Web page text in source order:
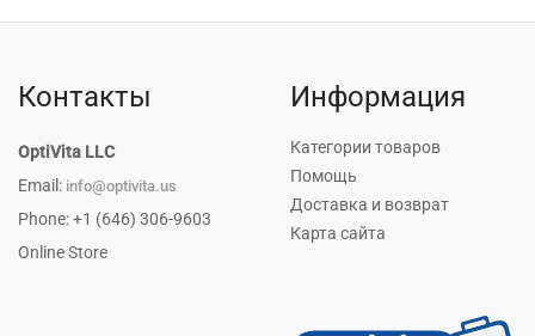
Контакты
OptiVita LLC
Email: info@optivita.us
Phone: +1 (646) 306-9603
Online Store
Информация
Категории товаров
Помощь
Доставка и возврат
Карта сайта